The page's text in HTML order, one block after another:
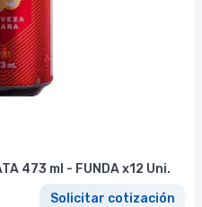
473 ml - FUNDA x12 Uni.
Solicitar cotización